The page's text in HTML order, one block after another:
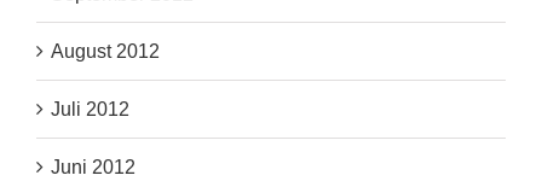
August 2012
Juli 2012
Juni 2012